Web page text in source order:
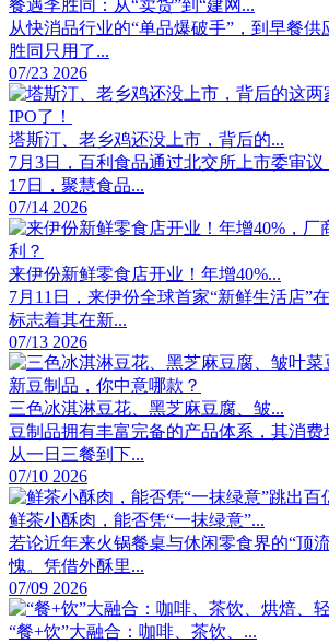
餐遇李胜同：从“卖货”到“建网...
从快消品行业的“单品爆破手”，到早餐供
胜同只用了...
07/23 2026
塔斯汀、老乡鸡还没上市，背后的...
7月3日，百利食品通过北交所上市委审议
17日，聚慧食品...
07/14 2026
来伊份新鲜零食店开业！年增40%...
7月11日，来伊份全球首家“新鲜生活店”
标志着其在新...
07/13 2026
三色冰淇淋豆花、黑芝麻豆腐、皱...
豆制品拥有丰富完备的产品体系，其消费
从一日三餐到下...
07/10 2026
鲜茶小酥肉，能否凭“一抹绿意”...
若论近年来火锅餐桌与休闲零食界的“顶
愧。凭借外酥里...
07/09 2026
“餐+饮”大融合：咖啡、茶饮、...